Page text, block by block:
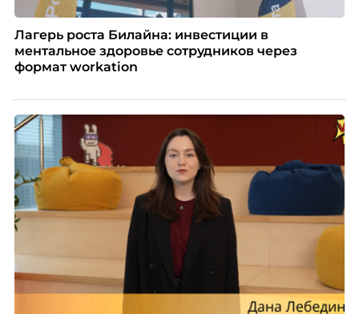
Лагерь роста Билайна: инвестиции в
ментальное здоровье сотрудников через
формат workation